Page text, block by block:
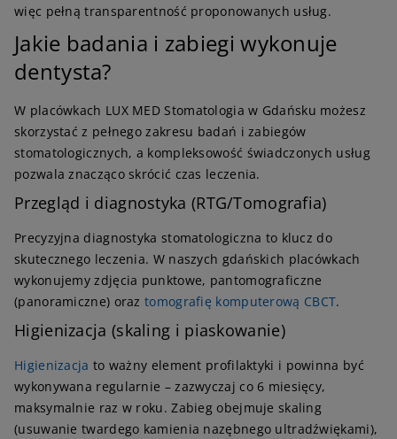
więc pełną transparentność proponowanych usług.
Jakie badania i zabiegi wykonuje
dentysta?
W placówkach LUX MED Stomatologia w Gdańsku możesz
skorzystać z pełnego zakresu badań i zabiegów
stomatologicznych, a kompleksowość świadczonych usług
pozwala znacząco skrócić czas leczenia.
Przegląd i diagnostyka (RTG/Tomografia)
Precyzyjna diagnostyka stomatologiczna to klucz do
skutecznego leczenia. W naszych gdańskich placówkach
wykonujemy zdjęcia punktowe, pantomograficzne
(panoramiczne) oraztomografię komputerową CBCT.
Higienizacja (skaling i piaskowanie)
Higienizacja to ważny element profilaktyki i powinna być
wykonywana regularnie – zazwyczaj co 6 miesięcy,
maksymalnie raz w roku. Zabieg obejmuje skaling
(usuwanie twardego kamienia nazębnego ultradźwiękami),